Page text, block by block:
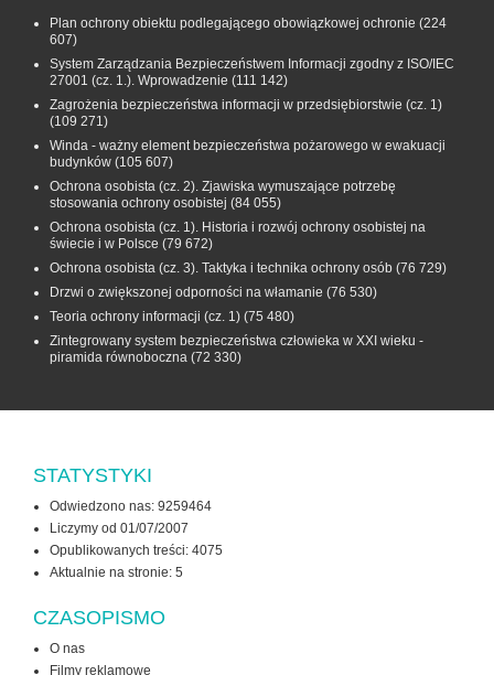
Plan ochrony obiektu podlegającego obowiązkowej ochronie (224
607)
System Zarządzania Bezpieczeństwem Informacji zgodny z ISO/IEC
27001 (cz. 1.). Wprowadzenie (111 142)
Zagrożenia bezpieczeństwa informacji w przedsiębiorstwie (cz. 1)
(109 271)
Winda - ważny element bezpieczeństwa pożarowego w ewakuacji
budynków (105 607)
Ochrona osobista (cz. 2). Zjawiska wymuszające potrzebę
stosowania ochrony osobistej (84 055)
Ochrona osobista (cz. 1). Historia i rozwój ochrony osobistej na
świecie i w Polsce (79 672)
Ochrona osobista (cz. 3). Taktyka i technika ochrony osób (76 729)
Drzwi o zwiększonej odporności na włamanie (76 530)
Teoria ochrony informacji (cz. 1) (75 480)
Zintegrowany system bezpieczeństwa człowieka w XXI wieku -
piramida równoboczna (72 330)
STATYSTYKI
Odwiedzono nas: 9259464
Liczymy od 01/07/2007
Opublikowanych treści: 4075
Aktualnie na stronie: 5
CZASOPISMO
O nas
Filmy reklamowe